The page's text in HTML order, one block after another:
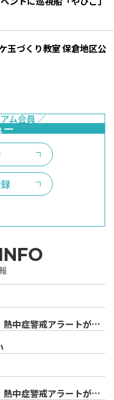
玉づくり教室 保倉地区公
熱中症警戒アラートが発
熱中症警戒アラートが発